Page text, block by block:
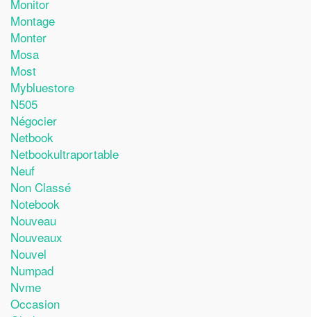
Monitor
Montage
Monter
Mosa
Most
Mybluestore
N505
Négocier
Netbook
Netbookultraportable
Neuf
Non Classé
Notebook
Nouveau
Nouveaux
Nouvel
Numpad
Nvme
Occasion